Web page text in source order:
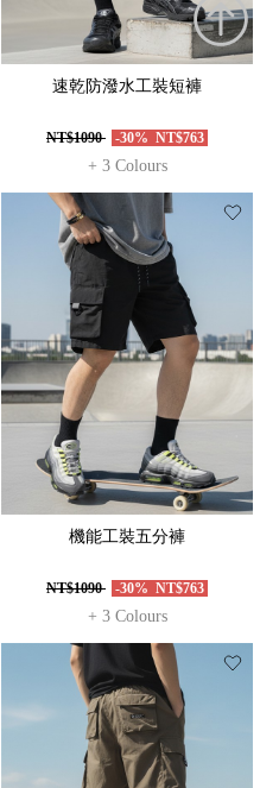
速乾防潑水工裝短褲
NT$1090 -30% NT$763
+ 3 Colours
機能工裝五分褲
NT$1090 -30% NT$763
+ 3 Colours